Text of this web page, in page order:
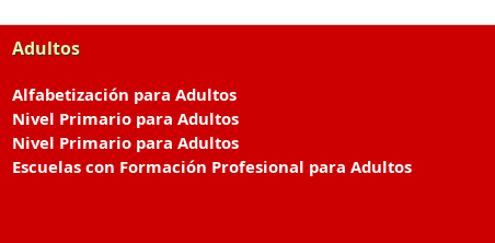
Adultos
Alfabetización para Adultos
Nivel Primario para Adultos
Nivel Primario para Adultos
Escuelas con Formación Profesional para Adultos